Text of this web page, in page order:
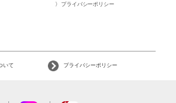
プライバシーポリシー
いて プライバシーポリシー